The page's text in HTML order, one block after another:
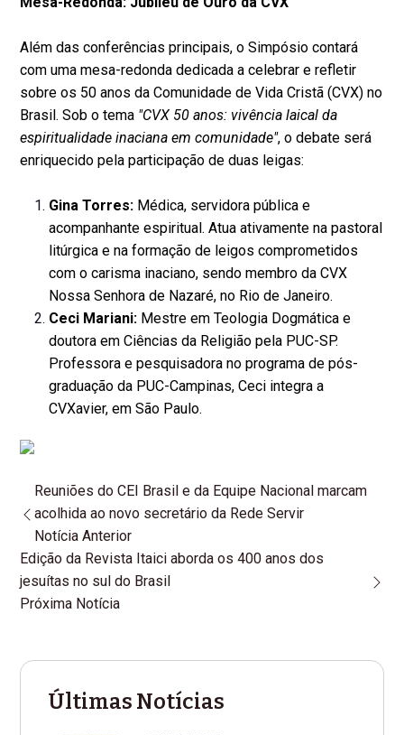
Além das conferências principais, o Simpósio contará
com uma mesa-redonda dedicada a celebrar e refletir
sobre os 50 anos da Comunidade de Vida Cristã (CVX) no
Brasil. Sob o tema "CVX 50 anos: vivência laical da
espiritualidade inaciana em comunidade", o debate será
enriquecido pela participação de duas leigas:
Gina Torres:Médica, servidora pública e
acompanhante espiritual. Atua ativamente na pastoral
litúrgica e na formação de leigos comprometidos
com o carisma inaciano, sendo membro da CVX
Nossa Senhora de Nazaré, no Rio de Janeiro.
Ceci Mariani:Mestre em Teologia Dogmática e
doutora em Ciências da Religião pela PUC-SP.
Professora e pesquisadora no programa de pós-
graduação da PUC-Campinas, Ceci integra a
CVXavier, em São Paulo.
Reuniões do CEI Brasil e da Equipe Nacional marcam
acolhida ao novo secretário da Rede Servir
Notícia Anterior
Edição da Revista Itaici aborda os 400 anos dos
jesuítas no sul do Brasil
Próxima Notícia
Últimas Notícias